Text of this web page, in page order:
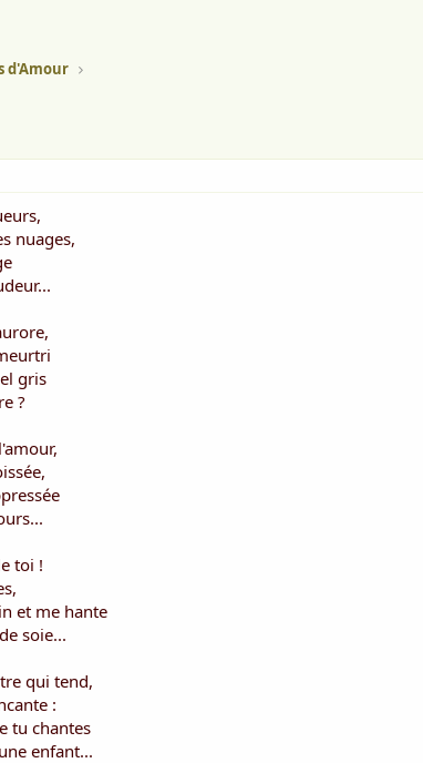
d'Amour
nuages,
gris
?
toi !
et me hante
soie...
qui tend,
:
tu chantes
enfant...